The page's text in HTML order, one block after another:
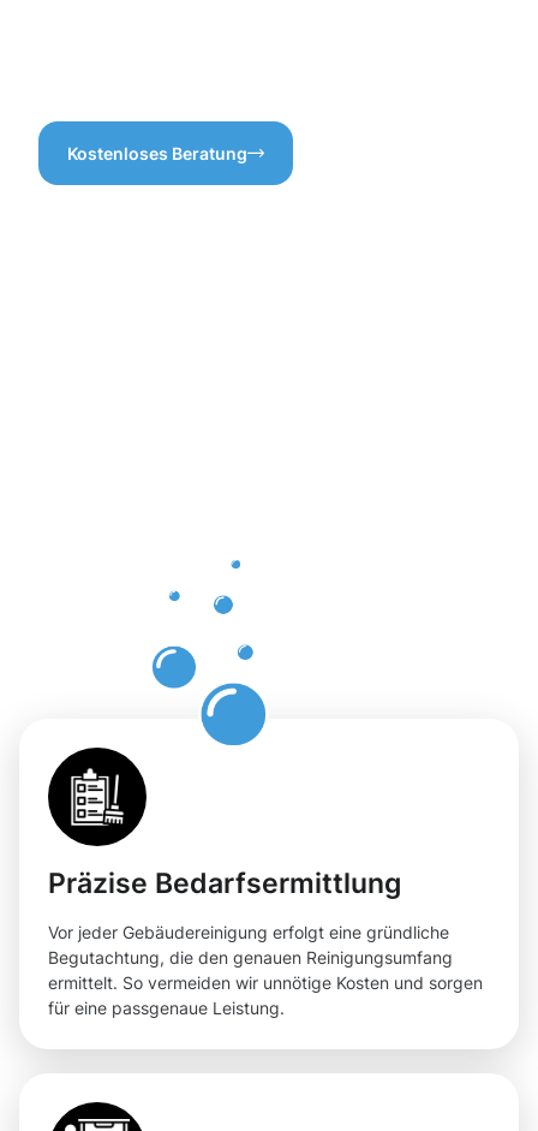
Kostenloses Beratung
Präzise Bedarfsermittlung
Vor jeder Gebäudereinigung erfolgt eine gründliche
Begutachtung, die den genauen Reinigungsumfang
ermittelt. So vermeiden wir unnötige Kosten und sorgen
für eine passgenaue Leistung.